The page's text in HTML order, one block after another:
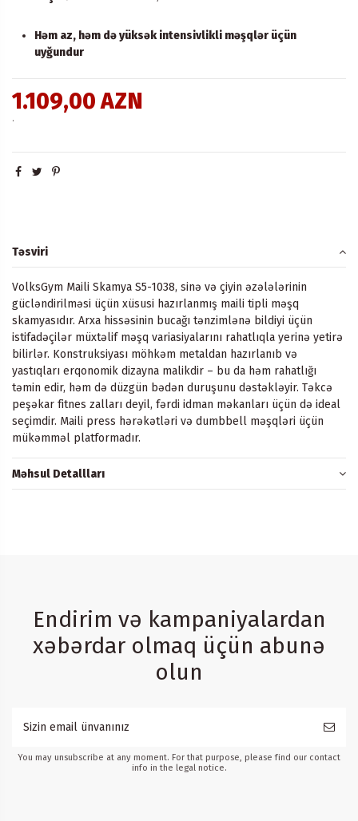
Həm az, həm də yüksək intensivlikli məşqlər üçün
uyğundur
1.109,00 AZN
.
Təsviri
VolksGym Maili Skamya S5-1038, sinə və çiyin əzələlərinin
gücləndirilməsi üçün xüsusi hazırlanmış maili tipli məşq
skamyasıdır. Arxa hissəsinin bucağı tənzimlənə bildiyi üçün
istifadəçilər müxtəlif məşq variasiyalarını rahatlıqla yerinə yetirə
bilirlər. Konstruksiyası möhkəm metaldan hazırlanıb və
yastıqları erqonomik dizayna malikdir – bu da həm rahatlığı
təmin edir, həm də düzgün bədən duruşunu dəstəkləyir. Təkcə
peşəkar fitnes zalları deyil, fərdi idman məkanları üçün də ideal
seçimdir. Maili press hərəkətləri və dumbbell məşqləri üçün
mükəmməl platformadır.
Məhsul Detallları
Endirim və kampaniyalardan
xəbərdar olmaq üçün abunə
olun
You may unsubscribe at any moment. For that purpose, please find our contact
info in the legal notice.